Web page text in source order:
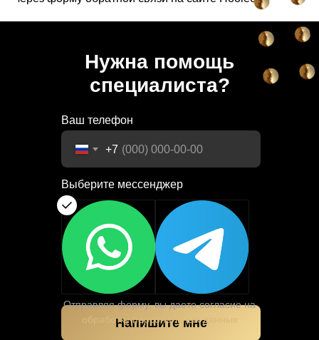
Нужна помощь
специалиста?
Ваш телефон
+7
Выберите мессенджер
Напишите мне
Отправляя форму, вы даете согласие на
обработку персональных данных